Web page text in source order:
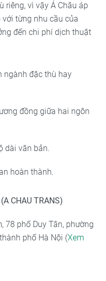
riêng, vì vậy Á Châu áp
từng nhu cầu của
đến chi phí dịch thuật
ngành đặc thù hay
đồng giữa hai ngôn
dài văn bản.
hoàn thành.
CHAU TRANS)
78 phố Duy Tân, phường
phố Hà Nội (Xem